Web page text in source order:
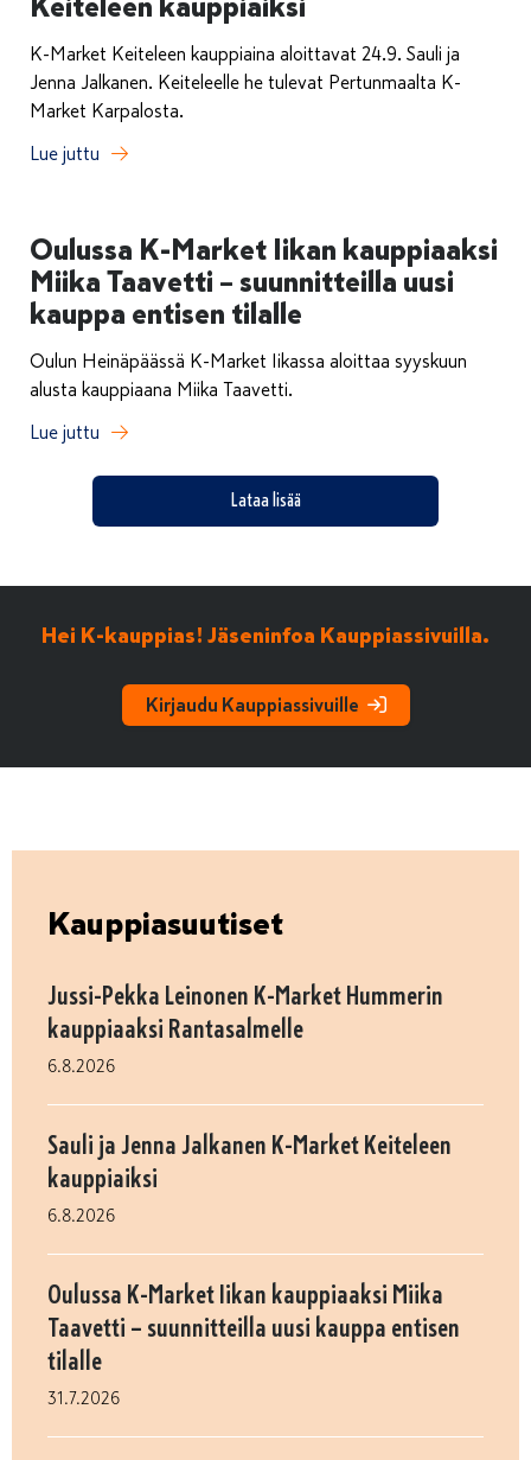
K-Market Keiteleen kauppiaina aloittavat 24.9. Sauli ja
Jenna Jalkanen. Keiteleelle he tulevat Pertunmaalta K-
Market Karpalosta.
Lue juttu
Oulussa K-Market Iikan kauppiaaksi
Miika Taavetti – suunnitteilla uusi
kauppa entisen tilalle
Oulun Heinäpäässä K-Market Iikassa aloittaa syyskuun
alusta kauppiaana Miika Taavetti.
Lue juttu
Lataa lisää
Hei K-kauppias! Jäseninfoa Kauppiassivuilla.
Kirjaudu Kauppiassivuille
Kauppiasuutiset
Jussi-Pekka Leinonen K-Market Hummerin
kauppiaaksi Rantasalmelle
6.8.2026
Sauli ja Jenna Jalkanen K-Market Keiteleen
kauppiaiksi
6.8.2026
Oulussa K-Market Iikan kauppiaaksi Miika
Taavetti – suunnitteilla uusi kauppa entisen
tilalle
31.7.2026